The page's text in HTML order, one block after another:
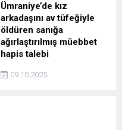
Ümraniye’de kız
arkadaşını av tüfeğiyle
öldüren sanığa
ağırlaştırılmış müebbet
hapis talebi
Yazgülü Coşkun'u av
09.10.2025